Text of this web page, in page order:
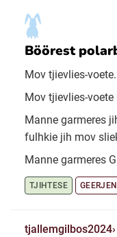
Böörest
Mov tjievlies-voete.
Mov tjievlies-voete
Manne garmeres
fulhkie jih mov
Manne garmeres
TJIHTESE
tjallemgilbos2024